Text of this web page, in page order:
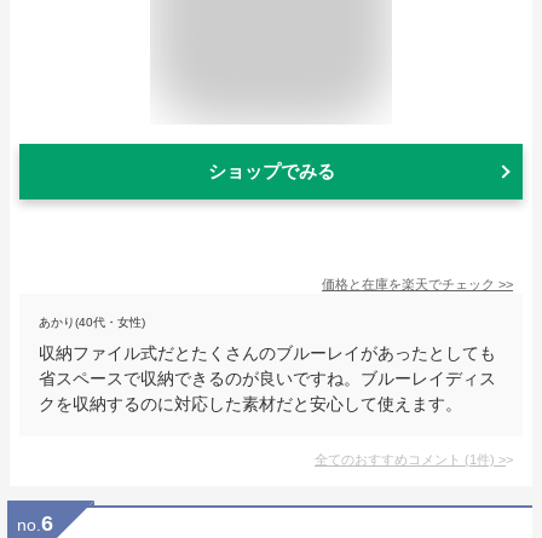
ショップでみる
価格と在庫を楽天でチェック >>
あかり(40代・女性)
収納ファイル式だとたくさんのブルーレイがあったとしても
省スペースで収納できるのが良いですね。ブルーレイディス
クを収納するのに対応した素材だと安心して使えます。
全てのおすすめコメント (1件) >
no. 6